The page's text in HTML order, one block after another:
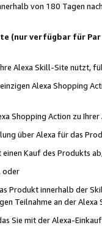
von 180 Tagen
(nur verfügbar für
Alexa Skill-Site nutzt,
Alexa Shopping
Shopping Action zu
über Alexa für das
einen Kauf des Produkts
oder
Produkt innerhalb der
Teilnahme an der
Sie mit der Alexa-